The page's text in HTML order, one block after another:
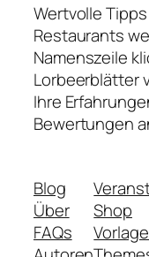
Wertvolle
Restaurants
Namenszeile
Lorbeerblätter
Ihre
Bewertungen
Blog
Über
FAQs
Shop